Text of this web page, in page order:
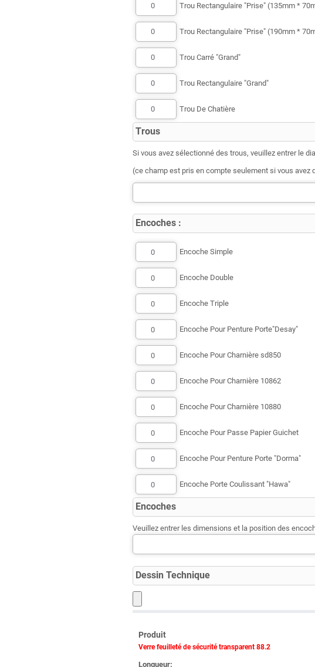
Trou Rectangulaire "Prise" (135mm *
Trou Rectangulaire "Prise" (190mm *
Trou Carré "Grand"
Trou Rectangulaire "Grand"
Trou De Chatière
Trous
Si vous avez sélectionné des trous, veuillez entrer le
(ce champ est pris en compte seulement si vous
Encoches :
Encoche Simple
Encoche Double
Encoche Triple
Encoche Pour Penture Porte"Desay"
Encoche Pour Charnière sd850
Encoche Pour Charnière 10862
Encoche Pour Charnière 10880
Encoche Pour Passe Papier Guichet
Encoche Pour Penture Porte "Dorma"
Encoche Porte Coulissant "Hawa"
Encoches
Veuillez entrer les dimensions et la position des
Dessin Technique
Produit
Verre feuilleté de sécurité transparent 88.2
Longueur: